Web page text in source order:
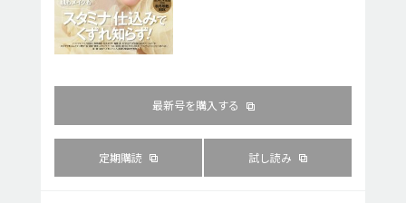
最新号を購入する
定期購読 試し読み